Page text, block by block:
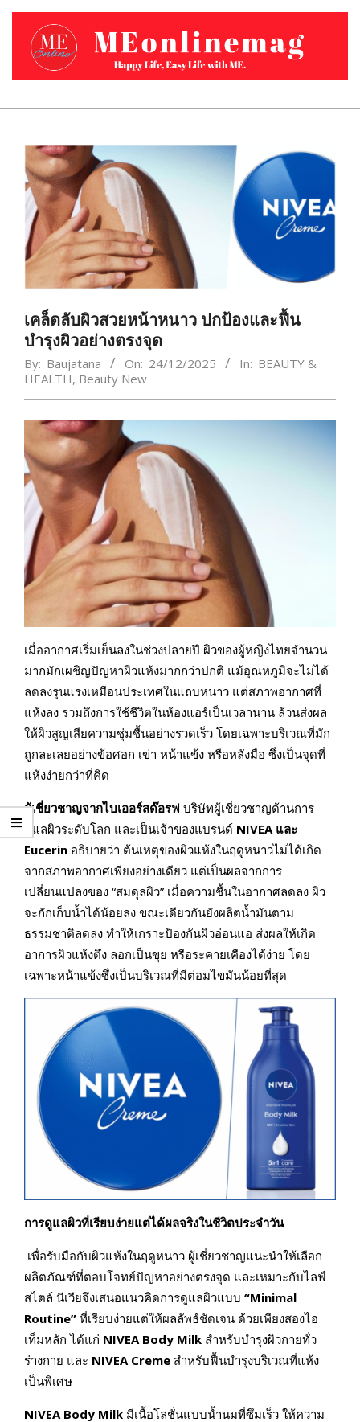
Skip
content
Primary
Menu
เคล็ดลับผิวสวยหน้าหนาว ปกป้องและฟื้น
บำรุงผิวอย่างตรงจุด
By: Baujatana On: 24/12/2025 In: BEAUTY &
HEALTH, Beauty New
เมื่ออากาศเริ่มเย็นลงในช่วงปลายปี ผิวของผู้หญิงไทยจำนวน
มากมักเผชิญปัญหาผิวแห้งมากกว่าปกติ แม้อุณหภูมิจะไม่ได้
ลดลงรุนแรงเหมือนประเทศในแถบหนาว แต่สภาพอากาศที่
แห้งลง รวมถึงการใช้ชีวิตในห้องแอร์เป็นเวลานาน ล้วนส่งผล
ให้ผิวสูญเสียความชุ่มชื้นอย่างรวดเร็ว โดยเฉพาะบริเวณที่มัก
ถูกละเลยอย่างข้อศอก เข่า หน้าแข้ง หรือหลังมือ ซึ่งเป็นจุดที่
แห้งง่ายกว่าที่คิด
ผู้เชี่ยวชาญจากไบเออร์สด๊อรฟ บริษัทผู้เชี่ยวชาญด้านการ
ดูแลผิวระดับโลก และเป็นเจ้าของแบรนด์ NIVEA และ
Eucerin อธิบายว่า ต้นเหตุของผิวแห้งในฤดูหนาวไม่ได้เกิด
จากสภาพอากาศเพียงอย่างเดียว แต่เป็นผลจากการ
เปลี่ยนแปลงของ “สมดุลผิว” เมื่อความชื้นในอากาศลดลง ผิว
จะกักเก็บน้ำได้น้อยลง ขณะเดียวกันยังผลิตน้ำมันตาม
ธรรมชาติลดลง ทำให้เกราะป้องกันผิวอ่อนแอ ส่งผลให้เกิด
อาการผิวแห้งตึง ลอกเป็นขุย หรือระคายเคืองได้ง่าย โดย
เฉพาะหน้าแข้งซึ่งเป็นบริเวณที่มีต่อมไขมันน้อยที่สุด
การดูแลผิวที่เรียบง่ายแต่ได้ผลจริงในชีวิตประจำวัน
เพื่อรับมือกับผิวแห้งในฤดูหนาว ผู้เชี่ยวชาญแนะนำให้เลือก
ผลิตภัณฑ์ที่ตอบโจทย์ปัญหาอย่างตรงจุด และเหมาะกับไลฟ์
สไตล์ นีเวียจึงเสนอแนวคิดการดูแลผิวแบบ “Minimal
Routine” ที่เรียบง่ายแต่ให้ผลลัพธ์ชัดเจน ด้วยเพียงสองไอ
เท็มหลัก ได้แก่ NIVEA Body Milk สำหรับบำรุงผิวกายทั่ว
ร่างกาย และ NIVEA Creme สำหรับฟื้นบำรุงบริเวณที่แห้ง
เป็นพิเศษ
NIVEA Body Milk มีเนื้อโลชั่นแบบน้ำนมที่ซึมเร็ว ให้ความ